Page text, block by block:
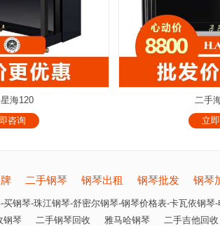
海120
咨询
二手
立
二手钢琴 钢琴出租 钢琴批发 钢琴
买钢琴-珠江钢琴-舒密尔钢琴-钢琴价格表-卡瓦依钢琴
钢琴 二手钢琴回收 雅马哈钢琴
二手吉他回收